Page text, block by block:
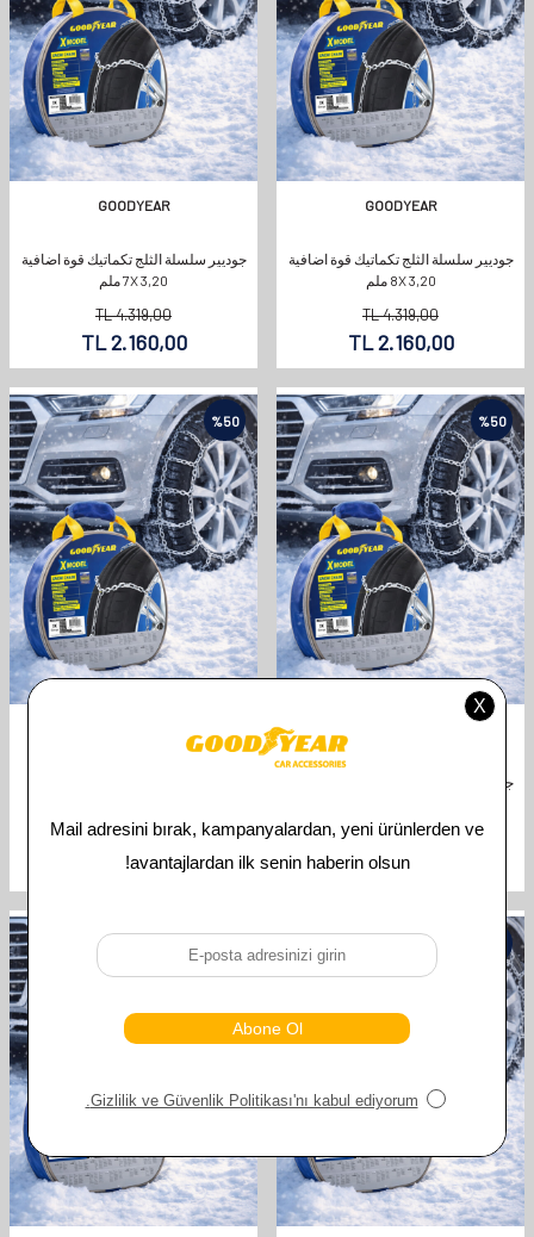
GOODYEAR
جوديير سلسلة الثلج تكماتيك قوة اضافية
8X 3,20 ملم
4.319,00
TL
2.160,00
TL
GOODYEAR
جوديير سلسلة الثلج تكماتيك قوة اضافية
7X 3,20 ملم
4.319,00
TL
2.160,00
TL
%50
جوديير سلسلة الثلج تكماتيك قوة اضافية
4.319,00
TL
2.160,00
TL
%50
4.319,00
TL
2.160,00